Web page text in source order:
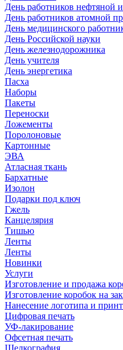
День работников нефтяной
День работников атомной
День медицинского
День Российской науки
День железнодорожника
День учителя
День энергетика
Пасха
Наборы
Пакеты
Переноски
Ложементы
Поролоновые
Картонные
ЭВА
Атласная ткань
Бархатные
Изолон
Подарки под ключ
Гжель
Канцелярия
Тишью
Ленты
Ленты
Новинки
Услуги
Изготовление и продажа
Изготовление коробок на
Нанесение логотипа и
Цифровая печать
УФ-лакирование
Офсетная печать
Шелкография